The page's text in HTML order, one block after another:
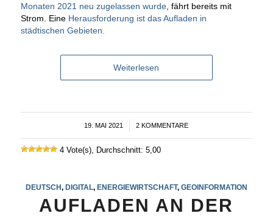
Monaten 2021 neu zugelassen wurde, fährt bereits mit
Strom. Eine Herausforderung ist das Aufladen in
städtischen Gebieten.
Weiterlesen
19. MAI 2021
/ 2 KOMMENTARE
4 Vote(s), Durchschnitt: 5,00
DEUTSCH, DIGITAL, ENERGIEWIRTSCHAFT, GEOINFORMATION
AUFLADEN AN DER